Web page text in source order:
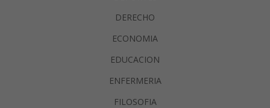
DERECHO
ECONOMIA
EDUCACION
ENFERMERIA
FILOSOFIA